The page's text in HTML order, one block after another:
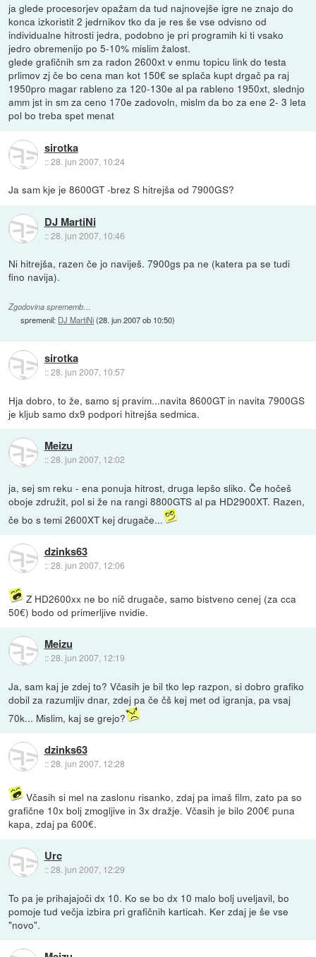
ja glede procesorjev opažam da tud najnovejše igre ne znajo do
konca izkoristit 2 jedrnikov tko da je res še vse odvisno od
individualne hitrosti jedra, podobno je pri programih ki ti vsako
jedro obremenijo po 5-10% mislim žalost.
glede grafičnih sm za radon 2600xt v enmu topicu link do testa
prlimov zj če bo cena man kot 150€ se splača kupt drgač pa raj
1950pro magar rableno za 120-130e al pa rableno 1950xt, slednjo
amm jst in sm za ceno 170e zadovoln, mislm da bo za ene 2- 3 leta
pol bo treba spet menat
sirotka
::28. jun 2007, 10:24
Ja sam kje je 8600GT -brez S hitrejša od 7900GS?
DJ MartiNi
::28. jun 2007, 10:46
Ni hitrejša, razen če jo naviješ. 7900gs pa ne (katera pa se tudi
fino navija).
Zgodovina sprememb…
spremenil: DJ MartiNi(28. jun 2007 ob 10:50)
sirotka
::28. jun 2007, 10:57
Hja dobro, to že, samo sj pravim...navita 8600GT in navita 7900GS
je kljub samo dx9 podpori hitrejša sedmica.
Meizu
::28. jun 2007, 12:02
ja, sej sm reku - ena ponuja hitrost, druga lepšo sliko. Če hočeš
oboje združit, pol si že na rangi 8800GTS al pa HD2900XT. Razen,
če bo s temi 2600XT kej drugače...
dzinks63
::28. jun 2007, 12:06
Z HD2600xx ne bo nič drugače, samo bistveno cenej (za cca
50€) bodo od primerljive nvidie.
Meizu
::28. jun 2007, 12:19
Ja, sam kaj je zdej to? Včasih je bil tko lep razpon, si dobro grafiko
dobil za razumljiv dnar, zdej pa če čš kej met od igranja, pa vsaj
70k... Mislim, kaj se grejo?
dzinks63
::28. jun 2007, 12:28
Včasih si mel na zaslonu risanko, zdaj pa imaš film, zato pa so
grafične 10x bolj zmogljive in 3x dražje. Včasih je bilo 200€ puna
kapa, zdaj pa 600€.
Urc
::28. jun 2007, 12:29
To pa je prihajajoči dx 10. Ko se bo dx 10 malo bolj uveljavil, bo
pomoje tud večja izbira pri grafičnih karticah. Ker zdaj je še vse
"novo".